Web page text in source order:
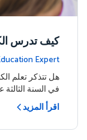
للنجاح
Expert
هل تتذكر تعلم
في السنة
اقرأ المزيد